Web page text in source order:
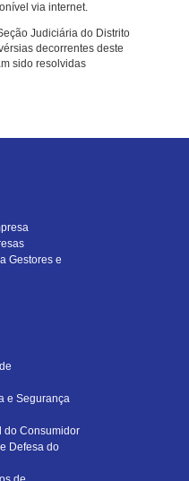
via internet.
Judiciária do Distrito
decorrentes deste
sido resolvidas
Gestores e
e Segurança
do Consumidor
Defesa do